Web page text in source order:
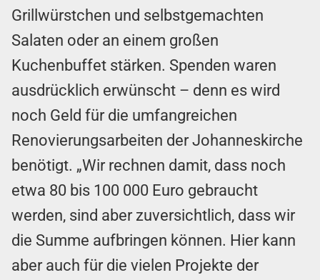
Grillwürstchen und selbstgemachten
Salaten oder an einem großen
Kuchenbuffet stärken. Spenden waren
ausdrücklich erwünscht – denn es wird
noch Geld für die umfangreichen
Renovierungsarbeiten der Johanneskirche
benötigt. „Wir rechnen damit, dass noch
etwa 80 bis 100 000 Euro gebraucht
werden, sind aber zuversichtlich, dass wir
die Summe aufbringen können. Hier kann
aber auch für die vielen Projekte der